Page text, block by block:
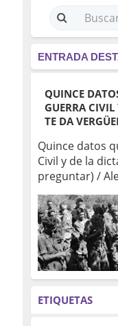
ENTRADA
QUINCE
GUERRA
TE DA
Quince datos
Civil y de la
preguntar) /
ETIQUETAS